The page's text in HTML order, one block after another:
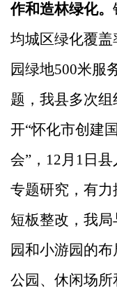
作和造林绿化。
均城区绿化覆
园绿地500米服
题，我县多次
开“怀化市创建
会”，12月1日
专题研究，有
短板整改，我
园和小游园的
公园、休闲场所